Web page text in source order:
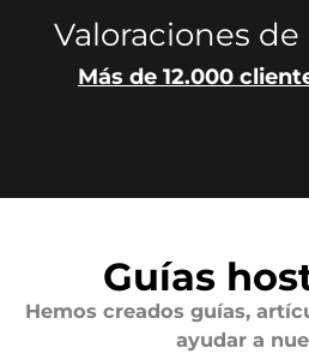
Valoraciones
Más de 12.000
Guías
Hemos creados guías,
ayudar a